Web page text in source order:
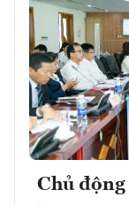
Chủ động